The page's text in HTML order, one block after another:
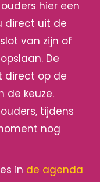
hier een
direct uit de
van zijn of
De
direct op de
de keuze.
tijdens
nog
in de agenda